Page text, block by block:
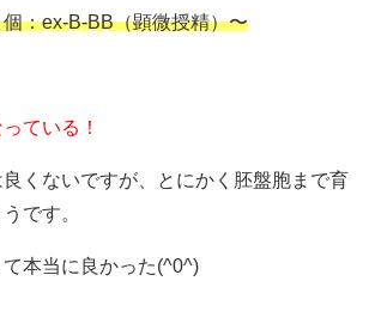
：ex-B-BB（顕微授精）〜
ている！
くないですが、とにかく胚盤胞まで育
です。
本当に良かった(^0^)